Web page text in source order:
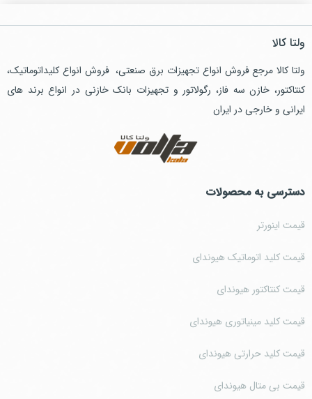
ولتا کالا
ولتا کالا مرجع فروش انواع تجهیزات برق صنعتی، فروش انواع کلیداتوماتیک،
کنتاکتور، خازن سه فاز، رگولاتور و تجهیزات بانک خازنی در انواع برند های
ایرانی و خارجی در ایران
دسترسی به محصولات
قیمت اینورتر
قیمت کلید اتوماتیک هیوندای
قیمت کنتاکتور هیوندای
قیمت کلید مینیاتوری هیوندای
قیمت کلید حرارتی هیوندای
قیمت بی متال هیوندای